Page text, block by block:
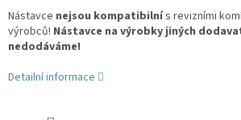
Nástavce nejsou kompatibilnís revizními
výrobců! Nástavce na výrobky jiných
nedodáváme!
Detailní informace